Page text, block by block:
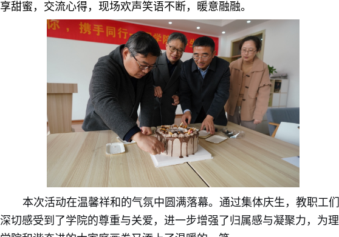
享甜蜜，交流心得，现场欢声笑语不断，暖意融融。
本次活动在温馨祥和的气氛中圆满落幕。通过集体庆生，教职工们
深切感受到了学院的尊重与关爱，进一步增强了归属感与凝聚力，为理